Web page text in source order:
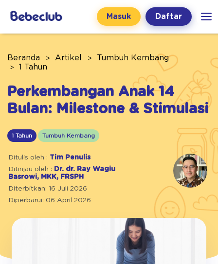
Masuk Daftar
Beranda Artikel
Tumbuh Kembang
1 Tahun
Perkembangan Anak 14
Bulan: Milestone & Stimulasi
1 Tahun Tumbuh Kembang
Ditulis oleh : Tim Penulis
Ditinjau oleh : Dr. dr. Ray Wagiu
Basrowi, MKK, FRSPH
Diterbitkan: 16 Juli 2026
Diperbarui: 06 April 2026